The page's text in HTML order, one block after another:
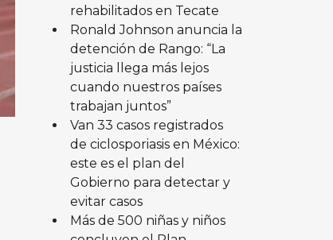
rehabilitados en Tecate
Ronald Johnson anuncia la
detención de Rango: “La
justicia llega más lejos
cuando nuestros países
trabajan juntos”
Van 33 casos registrados
de ciclosporiasis en México:
este es el plan del
Gobierno para detectar y
evitar casos
Más de 500 niñas y niños